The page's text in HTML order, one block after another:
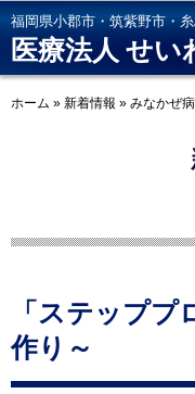
福岡県小郡市・筑紫野市・
医療法人 せい
ホーム » 新着情報 » みなかぜ
「ステップ
作り～